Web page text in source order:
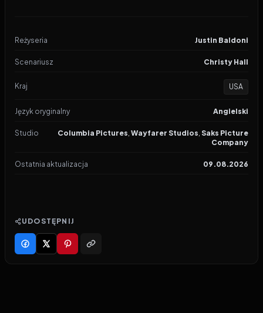
Reżyseria Justin Baldoni
Scenariusz Christy Hall
Kraj USA
Język oryginalny Angielski
Studio Columbia Pictures, Wayfarer Studios, Saks Picture
Company
Ostatnia aktualizacja 09.08.2026
UDOSTĘPNIJ